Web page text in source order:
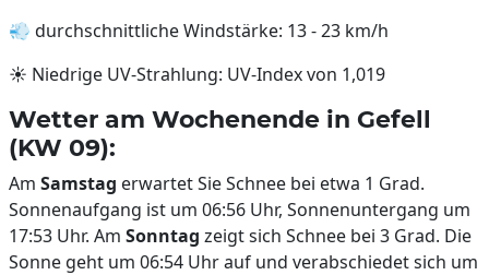
💨 durchschnittliche Windstärke: 13 - 23 km/h
☀️ Niedrige UV-Strahlung: UV-Index von 1,019
Wetter am Wochenende in Gefell
(KW 09):
Am Samstag erwartet Sie Schnee bei etwa 1 Grad.
Sonnenaufgang ist um 06:56 Uhr, Sonnenuntergang um
17:53 Uhr. Am Sonntag zeigt sich Schnee bei 3 Grad. Die
Sonne geht um 06:54 Uhr auf und verabschiedet sich um